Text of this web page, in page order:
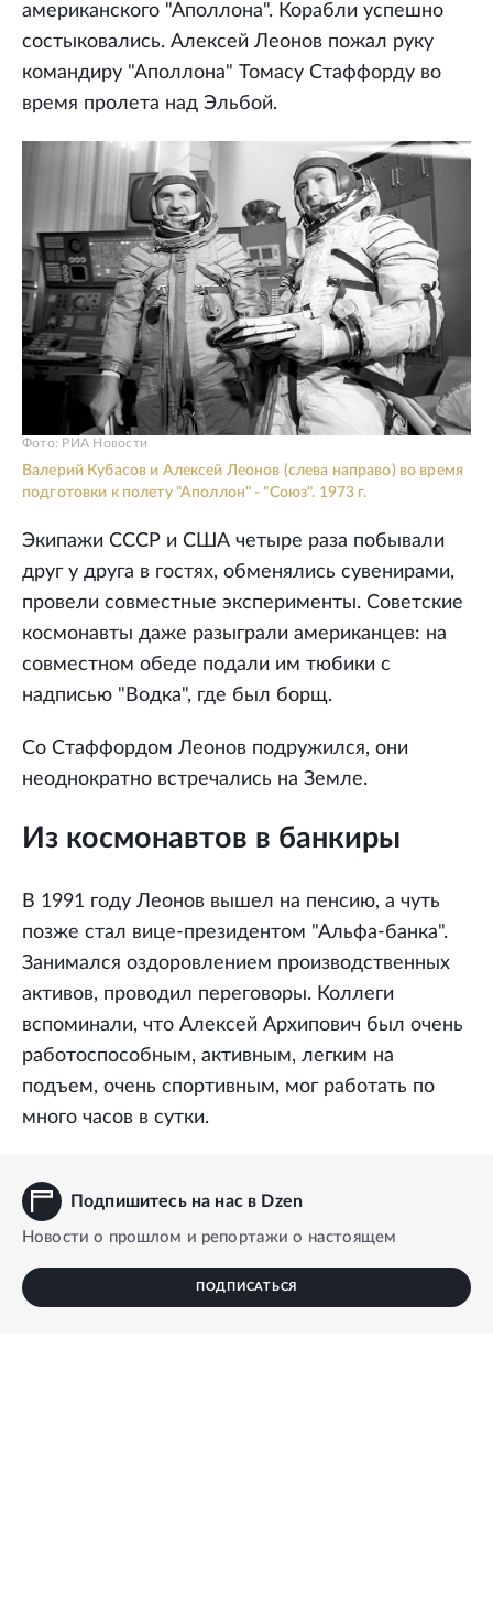
американского "Аполлона". Корабли успешно
состыковались. Алексей Леонов пожал руку
командиру "Аполлона" Томасу Стаффорду во
время пролета над Эльбой.
Валерий Кубасов и Алексей Леонов (слева направо) во время
подготовки к полету "Аполлон" - "Союз". 1973 г.
Фото: РИА Новости
Экипажи СССР и США четыре раза побывали
друг у друга в гостях, обменялись сувенирами,
провели совместные эксперименты. Советские
космонавты даже разыграли американцев: на
совместном обеде подали им тюбики с
надписью "Водка", где был борщ.
Со Стаффордом Леонов подружился, они
неоднократно встречались на Земле.
Из космонавтов в банкиры
В 1991 году Леонов вышел на пенсию, а чуть
позже стал вице-президентом "Альфа-банка".
Занимался оздоровлением производственных
активов, проводил переговоры. Коллеги
вспоминали, что Алексей Архипович был очень
работоспособным, активным, легким на
подъем, очень спортивным, мог работать по
много часов в сутки.
Подпишитесь на нас в Dzen
Новости о прошлом и репортажи о настоящем
ПОДПИСАТЬСЯ